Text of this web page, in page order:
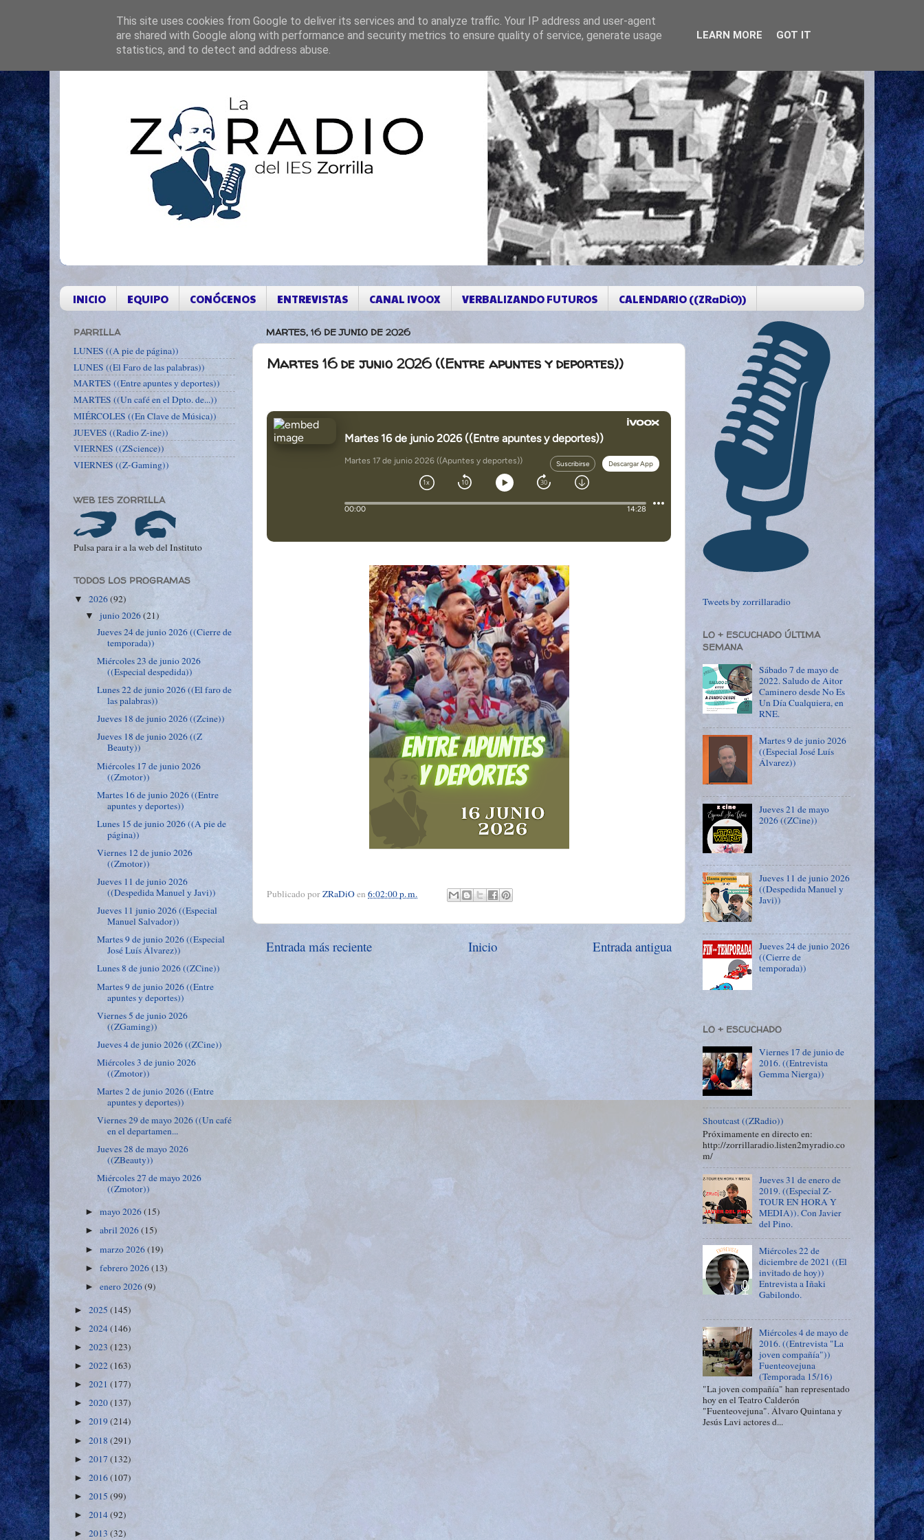
INICIO EQUIPO CONÓCENOS ENTREVISTAS CANAL IVOOX VERBALIZANDO FUTUROS CALENDARIO ((ZRaDiO))
MARTES, 16 DE JUNIO DE 2026
Martes 16 de junio 2026 ((Entre apuntes y deportes))
Publicado porZRaDiOen 6:02:00 p. m.
Entrada más reciente Entrada antigua
Inicio
PARRILLA
LUNES ((A pie de página))
LUNES ((El Faro de las palabras))
MARTES ((Entre apuntes y deportes))
MARTES ((Un café en el Dpto. de...))
MIÉRCOLES ((En Clave de Música))
JUEVES ((Radio Z-ine))
VIERNES ((ZScience))
VIERNES ((Z-Gaming))
WEB IES ZORRILLA
Pulsa para ir a la web del Instituto
TODOS LOS PROGRAMAS
▼ 2026(92)
▼junio 2026(21)
Jueves 24 de junio 2026 ((Cierre de
temporada))
Miércoles 23 de junio 2026
((Especial despedida))
Lunes 22 de junio 2026 ((El faro de
las palabras))
Jueves 18 de junio 2026 ((Zcine))
Jueves 18 de junio 2026 ((Z
Beauty))
Miércoles 17 de junio 2026
((Zmotor))
Martes 16 de junio 2026 ((Entre
apuntes y deportes))
Lunes 15 de junio 2026 ((A pie de
página))
Viernes 12 de junio 2026
((Zmotor))
Jueves 11 de junio 2026
((Despedida Manuel y Javi))
Jueves 11 junio 2026 ((Especial
Manuel Salvador))
Martes 9 de junio 2026 ((Especial
José Luís Álvarez))
Lunes 8 de junio 2026 ((ZCine))
Martes 9 de junio 2026 ((Entre
apuntes y deportes))
Viernes 5 de junio 2026
((ZGaming))
Jueves 4 de junio 2026 ((ZCine))
Miércoles 3 de junio 2026
((Zmotor))
Martes 2 de junio 2026 ((Entre
apuntes y deportes))
Viernes 29 de mayo 2026 ((Un café
en el departamen...
Jueves 28 de mayo 2026
((ZBeauty))
Miércoles 27 de mayo 2026
((Zmotor))
►mayo 2026(15)
►abril 2026(15)
►marzo 2026(19)
►febrero 2026(13)
►enero 2026(9)
► 2025 (145)
► 2024(146)
► 2023 (123)
► 2022(163)
► 2021 (177)
► 2020(137)
► 2019(214)
► 2018 (291)
► 2017 (132)
► 2016(107)
► 2015 (99)
► 2014(92)
► 2013 (32)
Tweets by zorrillaradio
LO + ESCUCHADO ÚLTIMA
SEMANA
Sábado 7 de mayo de
2022. Saludo de Aitor
Caminero desde No Es
Un Día Cualquiera, en
RNE.
Martes 9 de junio 2026
((Especial José Luís
Álvarez))
Jueves 21 de mayo
2026 ((ZCine))
Jueves 11 de junio 2026
((Despedida Manuel y
Javi))
Jueves 24 de junio 2026
((Cierre de
temporada))
LO + ESCUCHADO
Viernes 17 de junio de
2016. ((Entrevista
Gemma Nierga))
Shoutcast ((ZRadio))
Próximamente en directo en:
http://zorrillaradio.listen2myradio.co
m/
Jueves 31 de enero de
2019. ((Especial Z-
TOUR EN HORA Y
MEDIA)). Con Javier
del Pino.
Miércoles 22 de
diciembre de 2021 ((El
invitado de hoy))
Entrevista a Iñaki
Gabilondo.
Miércoles 4 de mayo de
2016. ((Entrevista "La
joven compañía"))
Fuenteovejuna
(Temporada 15/16)
"La joven compañía" han representado
hoy en el Teatro Calderón
"Fuenteovejuna". Álvaro Quintana y
Jesús Lavi actores d...
This site uses cookies from Google to deliver its services and to analyze traffic. Your IP address and user-agent
are shared with Google along with performance and security metrics to ensure quality of service, generate usage
statistics, and to detect and address abuse.
LEARN MORE GOT IT